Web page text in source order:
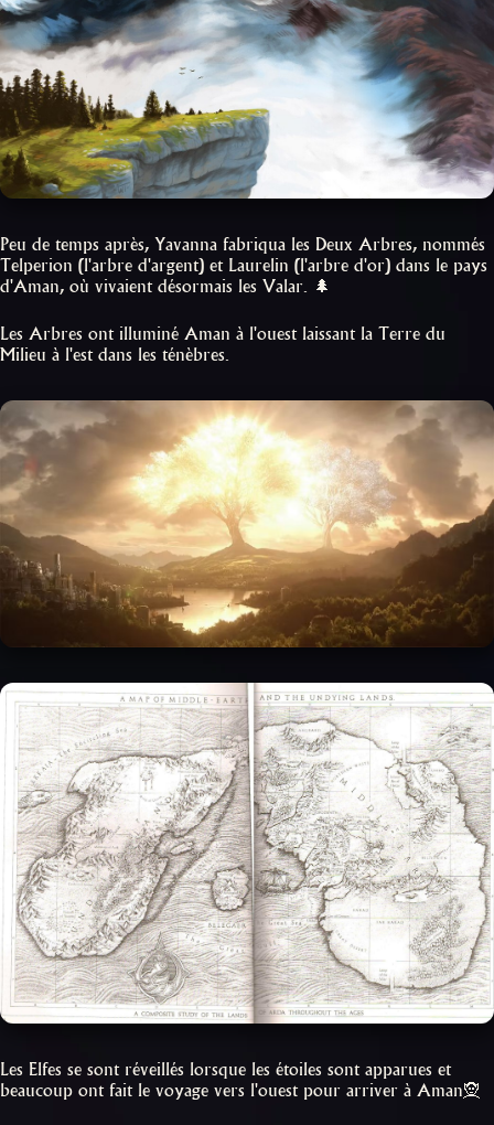
Peu de temps après, Yavanna fabriqua les Deux Arbres, nommés
Telperion (l'arbre d'argent) et Laurelin (l'arbre d'or) dans le pays
d'Aman, où vivaient désormais les Valar. 🌲
Les Arbres ont illuminé Aman à l'ouest laissant la Terre du
Milieu à l'est dans les ténèbres.
Les Elfes se sont réveillés lorsque les étoiles sont apparues et
beaucoup ont fait le voyage vers l'ouest pour arriver à Aman🧝